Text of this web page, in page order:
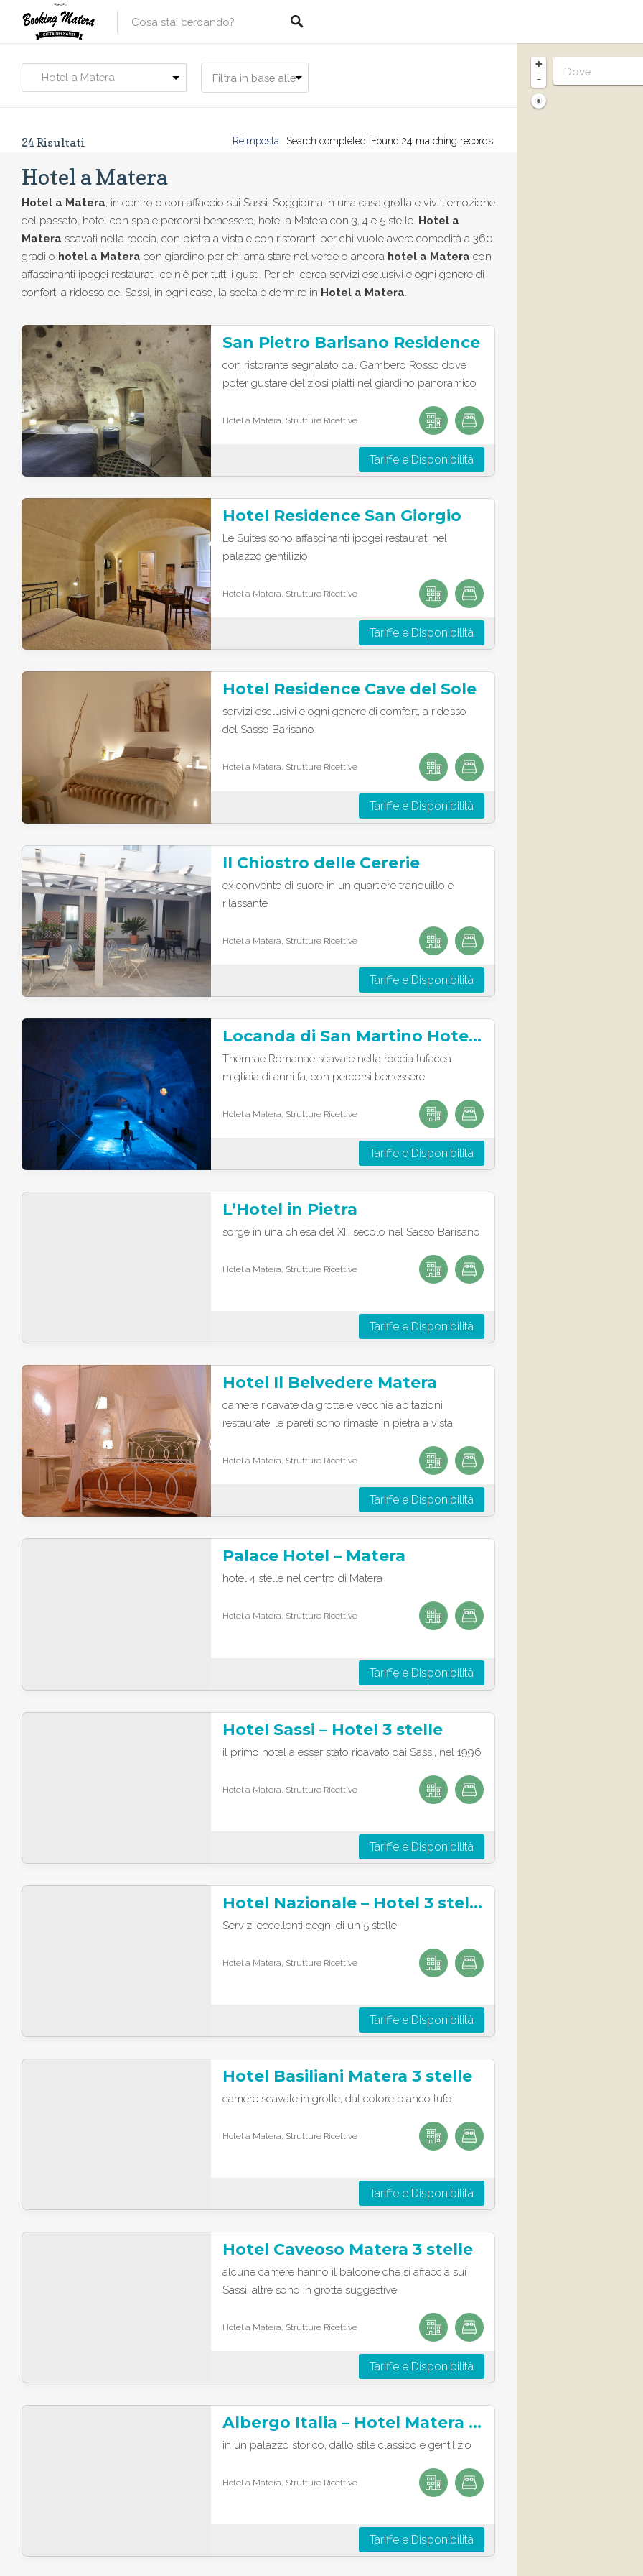
Hotel a Matera
24Risultati Search completed. Found 24 matching records.
Reimposta
Hotel a Matera
Hotel a Matera, in centro o con affaccio sui Sassi. Soggiorna in una casa grotta e vivi l'emozione
del passato, hotel con spa e percorsi benessere, hotel a Matera con 3, 4 e 5 stelle. Hotel a
Matera scavati nella roccia, con pietra a vista e con ristoranti per chi vuole avere comodità a 360
gradi o hotel a Matera con giardino per chi ama stare nel verde o ancora hotel a Matera con
affascinanti ipogei restaurati: ce n'è per tutti i gusti. Per chi cerca servizi esclusivi e ogni genere di
confort, a ridosso dei Sassi, in ogni caso, la scelta è dormire in Hotel a Matera.
San Pietro Barisano Residence
con ristorante segnalato dal Gambero Rosso dove
poter gustare deliziosi piatti nel giardino panoramico
Hotel a Matera, Strutture Ricettive
Tariffe e Disponibilità
Hotel Residence San Giorgio
Le Suites sono affascinanti ipogei restaurati nel
palazzo gentilizio
Hotel a Matera, Strutture Ricettive
Tariffe e Disponibilità
Hotel Residence Cave del Sole
servizi esclusivi e ogni genere di comfort, a ridosso
del Sasso Barisano
Hotel a Matera, Strutture Ricettive
Tariffe e Disponibilità
Il Chiostro delle Cererie
ex convento di suore in un quartiere tranquillo e
rilassante
Hotel a Matera, Strutture Ricettive
Tariffe e Disponibilità
Locanda di San Martino Hotel & Thermae Romanae
Thermae Romanae scavate nella roccia tufacea
migliaia di anni fa, con percorsi benessere
Hotel a Matera, Strutture Ricettive
Tariffe e Disponibilità
L’Hotel in Pietra
sorge in una chiesa del XIII secolo nel Sasso Barisano
Hotel a Matera, Strutture Ricettive
Tariffe e Disponibilità
Hotel Il Belvedere Matera
camere ricavate da grotte e vecchie abitazioni
restaurate, le pareti sono rimaste in pietra a vista
Hotel a Matera, Strutture Ricettive
Tariffe e Disponibilità
Palace Hotel – Matera
hotel 4 stelle nel centro di Matera
Hotel a Matera, Strutture Ricettive
Tariffe e Disponibilità
Hotel Sassi – Hotel 3 stelle
il primo hotel a esser stato ricavato dai Sassi, nel 1996
Hotel a Matera, Strutture Ricettive
Tariffe e Disponibilità
Hotel Nazionale – Hotel 3 stelle
Servizi eccellenti degni di un 5 stelle
Hotel a Matera, Strutture Ricettive
Tariffe e Disponibilità
Hotel Basiliani Matera 3 stelle
camere scavate in grotte, dal colore bianco tufo
Hotel a Matera, Strutture Ricettive
Tariffe e Disponibilità
Hotel Caveoso Matera 3 stelle
alcune camere hanno il balcone che si affaccia sui
Sassi, altre sono in grotte suggestive
Hotel a Matera, Strutture Ricettive
Tariffe e Disponibilità
Albergo Italia – Hotel Matera 3 stelle
in un palazzo storico, dallo stile classico e gentilizio
Hotel a Matera, Strutture Ricettive
Tariffe e Disponibilità
+
-